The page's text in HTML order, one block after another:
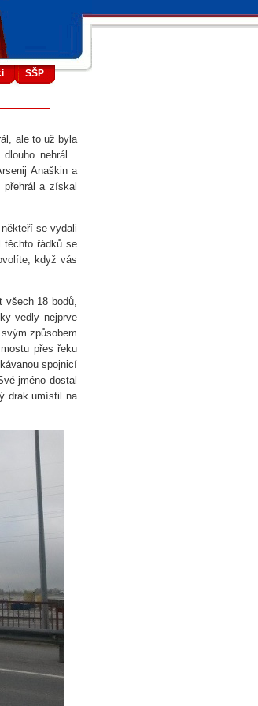
SŠP
ale to už byla
nehrál...
Anaškin a
a získal
se vydali
těchto řádků se
když vás
všech 18 bodů,
vedly nejprve
způsobem
přes řeku
spojnicí
jméno dostal
drak umístil na